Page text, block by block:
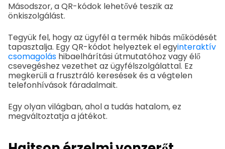
Másodszor, a QR-kódok lehetővé teszik az
önkiszolgálást.
Tegyük fel, hogy az ügyfél a termék hibás működését
tapasztalja. Egy QR-kódot helyeztek el egyinteraktív
csomagolás hibaelhárítási útmutatóhoz vagy élő
csevegéshez vezethet az ügyfélszolgálattal. Ez
megkerüli a frusztráló keresések és a végtelen
telefonhívások fáradalmait.
Egy olyan világban, ahol a tudás hatalom, ez
megváltoztatja a játékot.